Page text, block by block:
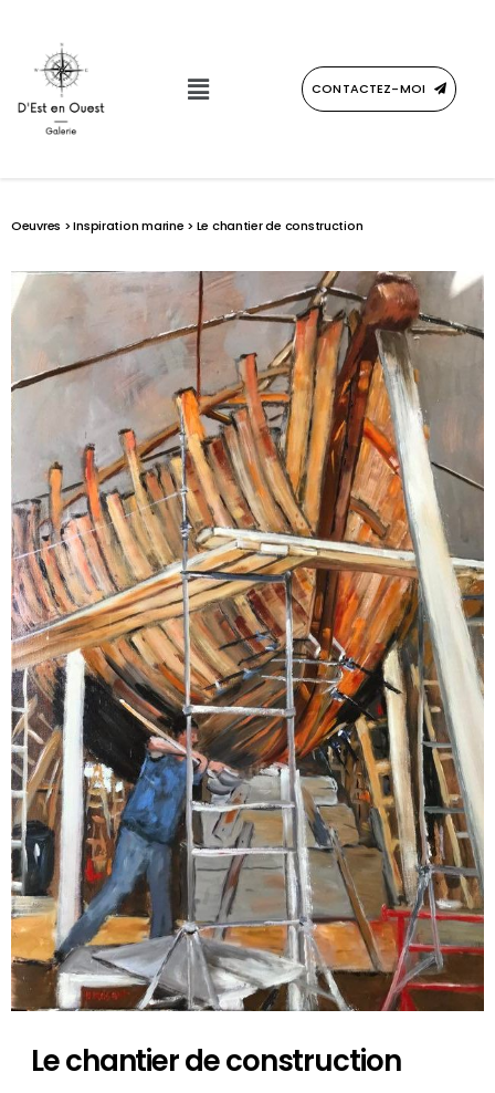
CONTACTEZ-MOI
Oeuvres >Inspiration marine > Le chantier de construction
Le chantier de construction